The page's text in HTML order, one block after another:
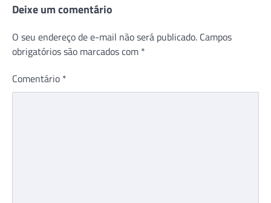
Deixe um comentário
O seu endereço de e-mail não será publicado. Campos
obrigatórios são marcados com *
Comentário *